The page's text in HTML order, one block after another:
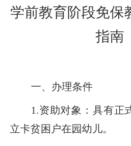
政府信息公开
数据专题
学前教育阶段免保
指南
一、办理条件
1.资助对象：具有正
立卡贫困户在园幼儿。